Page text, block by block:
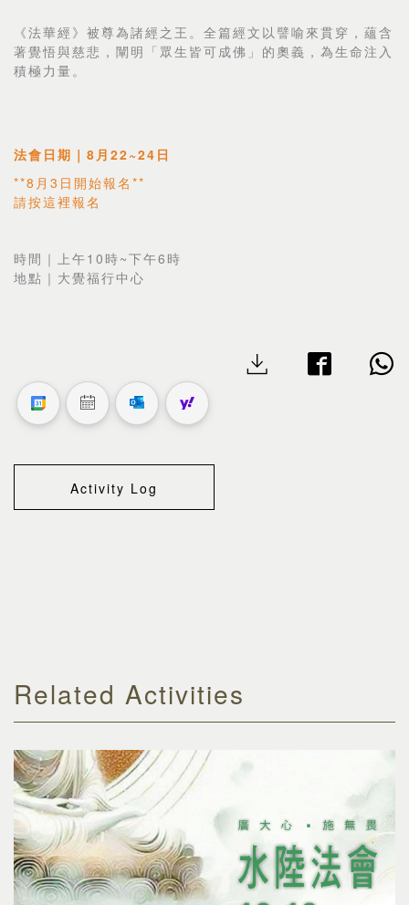
《法華經》被尊為諸經之王。全篇經文以譬喻來貫穿， 蘊含
著覺悟與慈悲，闡明「眾生皆可成佛」的奧義， 為生命注入
積極力量。
法會日期｜8月22~24日
**8月3日開始報名**
請按這裡報名
時間｜上午10時~下午6時
地點｜大覺福行中心
Activity Log
Related Activities